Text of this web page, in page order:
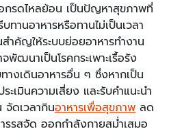
รดไหลย้อน เป็นปัญหาสุขภาพที่
านอาหารหรือทานไม่เป็นเวลา
ำคัญให้ระบบย่อยอาหารทำงาน
ฒนาเป็นโรคกระเพาะเรื้อรัง
างเดินอาหารอื่น ๆ ซึ่งหากเป็น
เมินความเสี่ยง และรับคำแนะนำ
จัดเวลากินอาหารเพื่อสุขภาพ ลด
รรสจัด ออกกำลังกายสม่ำเสมอ